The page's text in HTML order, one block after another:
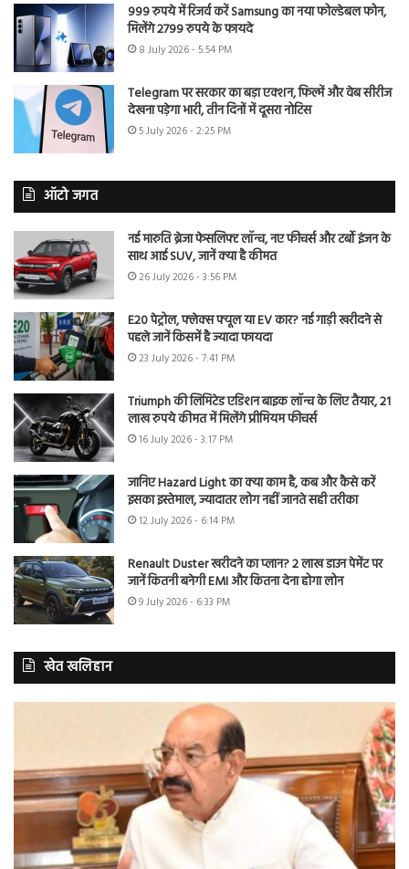
999 रुपये में रिजर्व करें Samsung का नया फोल्डेबल फोन,
मिलेंगे 2799 रुपये के फायदे
8 July 2026 - 5:54 PM
Telegram पर सरकार का बड़ा एक्शन, फिल्में और वेब सीरीज
देखना पड़ेगा भारी, तीन दिनों में दूसरा नोटिस
5 July 2026 - 2:25 PM
ऑटो जगत
नई मारुति ब्रेजा फेसलिफ्ट लॉन्च, नए फीचर्स और टर्बो इंजन के
साथ आई SUV, जानें क्या है कीमत
26 July 2026 - 3:56 PM
E20 पेट्रोल, फ्लेक्स फ्यूल या EV कार? नई गाड़ी खरीदने से
पहले जानें किसमें है ज्यादा फायदा
23 July 2026 - 7:41 PM
Triumph की लिमिटेड एडिशन बाइक लॉन्च के लिए तैयार, 21
लाख रुपये कीमत में मिलेंगे प्रीमियम फीचर्स
16 July 2026 - 3:17 PM
जानिए Hazard Light का क्या काम है, कब और कैसे करें
इसका इस्तेमाल, ज्यादातर लोग नहीं जानते सही तरीका
12 July 2026 - 6:14 PM
Renault Duster खरीदने का प्लान? 2 लाख डाउन पेमेंट पर
जानें कितनी बनेगी EMI और कितना देना होगा लोन
9 July 2026 - 6:33 PM
खेत खलिहान